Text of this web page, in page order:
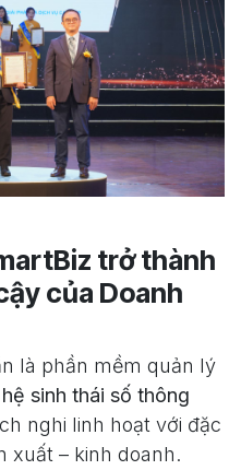
trở thành
của Doanh
là phần mềm quản lý
sinh thái số thông
nghi linh hoạt với đặc
xuất – kinh doanh.